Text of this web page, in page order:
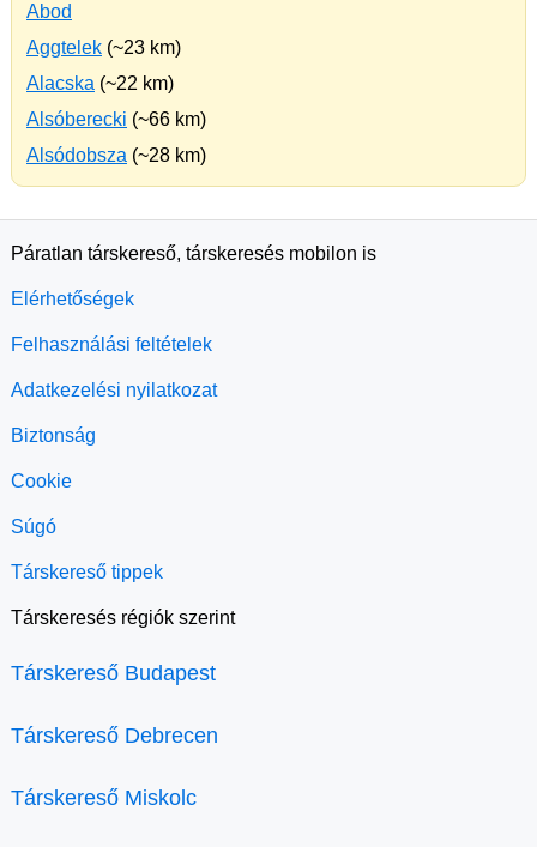
Abod
Aggtelek (~23 km)
Alacska (~22 km)
Alsóberecki (~66 km)
Alsódobsza (~28 km)
Páratlan társkereső, társkeresés mobilon is
Elérhetőségek
Felhasználási feltételek
Adatkezelési nyilatkozat
Biztonság
Cookie
Súgó
Társkereső tippek
Társkeresés régiók szerint
Társkereső Budapest
Társkereső Debrecen
Társkereső Miskolc